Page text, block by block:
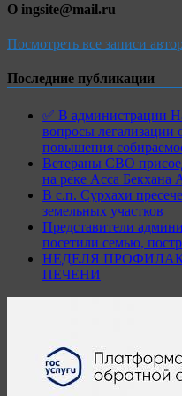
О ingsite@mail.ru
Посмотреть все записи
Последние публикации
✅ В администрации
вопросы легализации
повышения
Ветераны СВО
на реке Асса Бекхана
В с.п. Сурхахи
земельных участков
Представители
посетили семью,
НЕДЕЛЯ
ПЕЧЕНИ